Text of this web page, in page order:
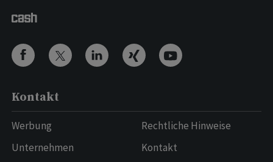
Kontakt
Werbung
Unternehmen
Rechtliche Hinweise
Kontakt